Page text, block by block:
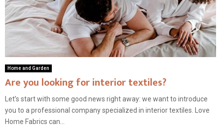
Home and Garden
Are you looking for interior textiles?
Let’s start with some good news right away: we want to introduce
you to a professional company specialized in interior textiles. Love
Home Fabrics can...